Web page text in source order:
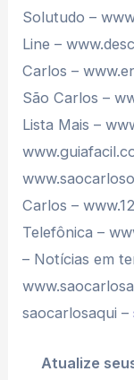
Solutudo –
Line –
Carlos –
São Carlos –
Lista Mais –
Carlos –
Telefônica –
– Notícias em
saocarlosaqui –
Atualize